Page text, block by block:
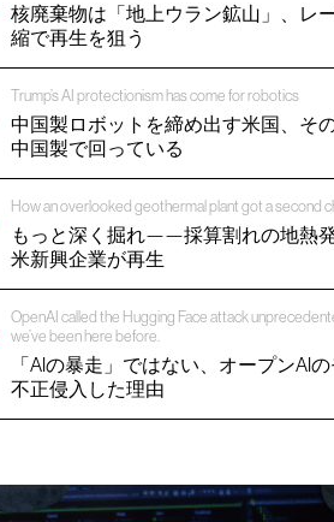
核廃棄物は「地上ウラン鉱山」、レ
縮で再生を狙う
Trump’s AI protectionism has come for robotics
中国製ロボットを締め出す米国、そ
中国製で回っている
How an overlooked geothermal plant got a second
もっと深く掘れ——採算割れの地熱
米新興企業が再生
OpenAI called the Hugging Face attack
we’ve been here before.
「AIの暴走」ではない、オープンAI
不正侵入した理由